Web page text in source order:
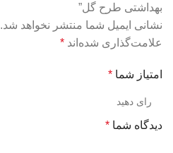
بهداشتی طرح گل”
نشانی ایمیل شما منتشر نخواهد شد.
علامت‌گذاری شده‌اند *
امتیاز شما *
دیدگاه شما *